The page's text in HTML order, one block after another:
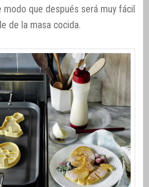
modo que después será muy fácil
de la masa cocida.